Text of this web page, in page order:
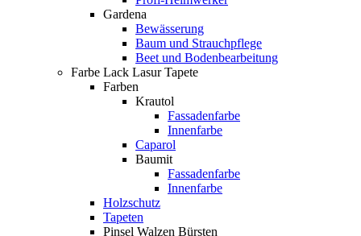
Gardena
Bewässerung
Baum und Strauchpflege
Beet und Bodenbearbeitung
Farbe Lack Lasur Tapete
Farben
Krautol
Fassadenfarbe
Innenfarbe
Caparol
Baumit
Fassadenfarbe
Innenfarbe
Holzschutz
Tapeten
Pinsel Walzen Bürsten